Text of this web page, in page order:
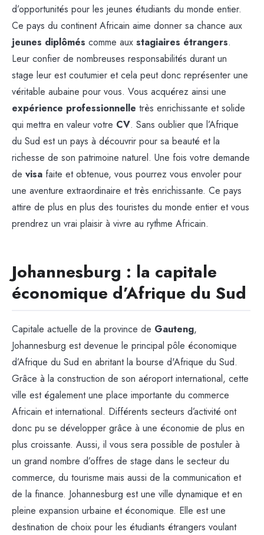
d’opportunités pour les jeunes étudiants du monde entier.
Ce pays du continent Africain aime donner sa chance aux
jeunes diplômés comme aux stagiaires étrangers.
Leur confier de nombreuses responsabilités durant un
stage leur est coutumier et cela peut donc représenter une
véritable aubaine pour vous. Vous acquérez ainsi une
expérience professionnelle très enrichissante et solide
qui mettra en valeur votre CV. Sans oublier que l’Afrique
du Sud est un pays à découvrir pour sa beauté et la
richesse de son patrimoine naturel. Une fois votre demande
de visa faite et obtenue, vous pourrez vous envoler pour
une aventure extraordinaire et très enrichissante. Ce pays
attire de plus en plus des touristes du monde entier et vous
prendrez un vrai plaisir à vivre au rythme Africain.
Johannesburg : la capitale
économique d’Afrique du Sud
Capitale actuelle de la province de Gauteng,
Johannesburg est devenue le principal pôle économique
d’Afrique du Sud en abritant la bourse d'Afrique du Sud.
Grâce à la construction de son aéroport international, cette
ville est également une place importante du commerce
Africain et international. Différents secteurs d’activité ont
donc pu se développer grâce à une économie de plus en
plus croissante. Aussi, il vous sera possible de postuler à
un grand nombre d’offres de stage dans le secteur du
commerce, du tourisme mais aussi de la communication et
de la finance. Johannesburg est une ville dynamique et en
pleine expansion urbaine et économique. Elle est une
destination de choix pour les étudiants étrangers voulant